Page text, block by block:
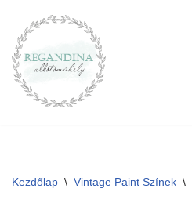
Skip
to
content
Kezdőlap \ Vintage Paint Színek \